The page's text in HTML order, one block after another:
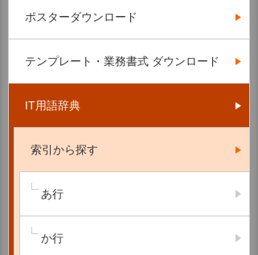
ポスターダウンロード
テンプレート・業務書式 ダウンロード
IT用語辞典
索引から探す
あ行
か行